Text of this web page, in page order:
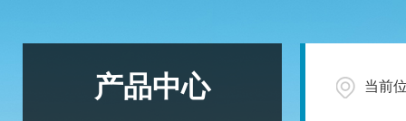
产品中心 当前